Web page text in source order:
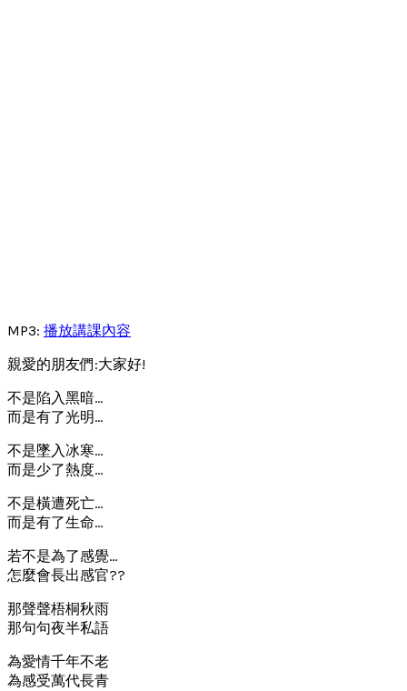
MP3: 播放講課內容
親愛的朋友們:大家好!
不是陷入黑暗…
而是有了光明…
不是墜入冰寒…
而是少了熱度…
不是橫遭死亡…
而是有了生命…
若不是為了感覺…
怎麼會長出感官??
那聲聲梧桐秋雨
那句句夜半私語
為愛情千年不老
為感受萬代長青